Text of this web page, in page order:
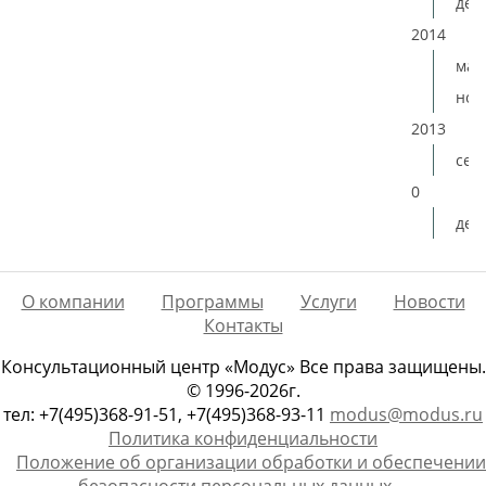
2014
мая
2013
0
О компании Программы Услуги
Новости
Контакты
Консультационный центр «Модус» Все права защищены.
© 1996-2026г.
тел: +7(495)368-91-51, +7(495)368-93-11 modus@modus.ru
Политика конфиденциальности
Положение об организации обработки и обеспечении